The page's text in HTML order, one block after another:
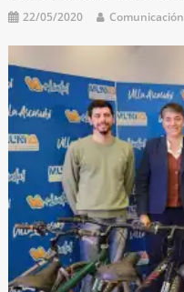
22/05/2020 Comunicación